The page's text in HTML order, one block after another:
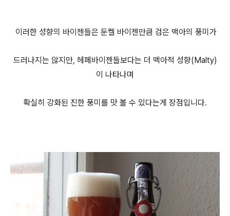
이러한 성향의 바이젠들은 둔켈 바이젠만큼 검은 맥아의 풍미가
드러나지는 않지만, 헤페바이젠들보다는 더 맥아적 성향(Malty)
이 나타나며
확실히 강화된 진한 풍미를 맛 볼 수 있다는게 장점입니다.